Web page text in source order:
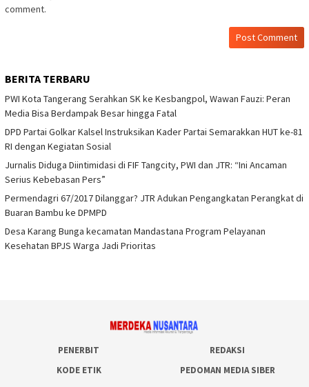
comment.
BERITA TERBARU
PWI Kota Tangerang Serahkan SK ke Kesbangpol, Wawan Fauzi: Peran
Media Bisa Berdampak Besar hingga Fatal
DPD Partai Golkar Kalsel Instruksikan Kader Partai Semarakkan HUT ke-81
RI dengan Kegiatan Sosial
Jurnalis Diduga Diintimidasi di FIF Tangcity, PWI dan JTR: “Ini Ancaman
Serius Kebebasan Pers”
Permendagri 67/2017 Dilanggar? JTR Adukan Pengangkatan Perangkat di
Buaran Bambu ke DPMPD
Desa Karang Bunga kecamatan Mandastana Program Pelayanan
Kesehatan BPJS Warga Jadi Prioritas
PENERBIT
REDAKSI
KODE ETIK
PEDOMAN MEDIA SIBER